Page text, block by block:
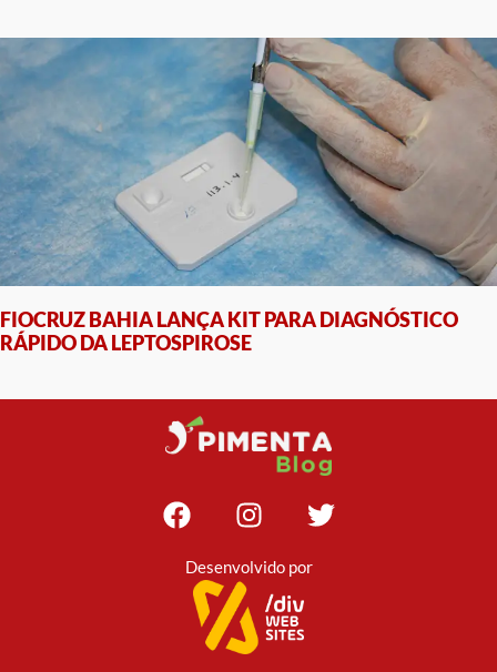
FIOCRUZ BAHIA LANÇA KIT PARA DIAGNÓSTICO
RÁPIDO DA LEPTOSPIROSE
Desenvolvido por